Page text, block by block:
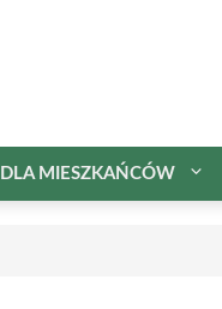
DLA MIESZKAŃCÓW